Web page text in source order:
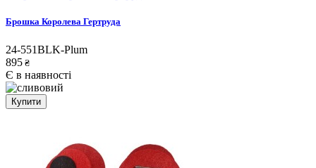
Брошка Королева Гертруда
24-551BLK-Plum
895 ₴
Є в наявності
Купити